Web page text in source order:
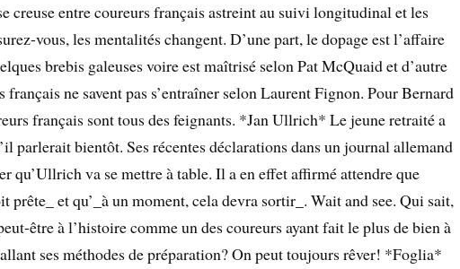
creuse entre coureurs français astreint au suivi longitudinal et les
vous, les mentalités changent. D’une part, le dopage est l’affaire
brebis galeuses voire est maîtrisé selon Pat McQuaid et d’autre
français ne savent pas s’entraîner selon Laurent Fignon. Pour Bernard
français sont tous des feignants. *Jan Ullrich* Le jeune retraité a
parlerait bientôt. Ses récentes déclarations dans un journal allemand
qu’Ullrich va se mettre à table. Il a en effet affirmé attendre que
prête_ et qu’_à un moment, cela devra sortir_. Wait and see. Qui sait,
être à l’histoire comme un des coureurs ayant fait le plus de bien à
ses méthodes de préparation? On peut toujours rêver! *Foglia*